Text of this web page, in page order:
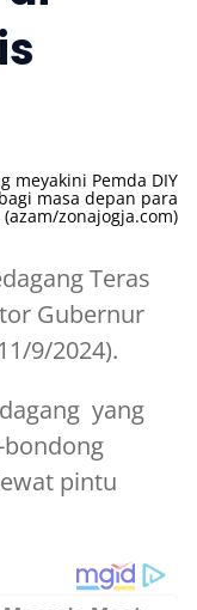
meyakini Pemda DIY
masa depan para
zonajogja.com)
Teras
Gubernur
9/2024).
yang
pintu